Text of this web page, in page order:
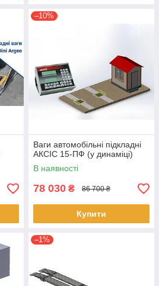
–10%
Ваги автомобільні підкладні
АКСІС 15-ПФ (у динаміці)
В наявності
78 030 ₴ 86 700 ₴
Купити
–1%